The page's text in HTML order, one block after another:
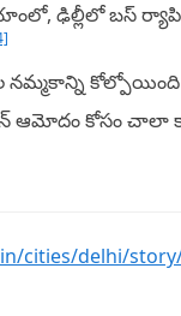
ఢిల్లీలో బస్ ర్యాపిడ్
నమ్మకాన్ని కోల్పోయింది
ఆమోదం కోసం చాలా
cities/delhi/